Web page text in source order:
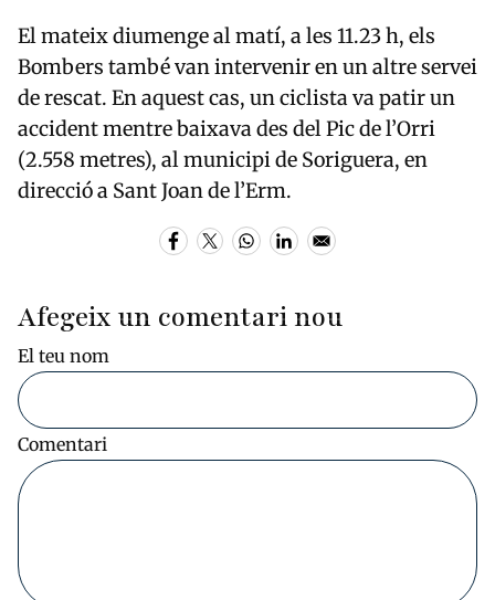
El mateix diumenge al matí, a les 11.23 h, els
Bombers també van intervenir en un altre servei
de rescat. En aquest cas, un ciclista va patir un
accident mentre baixava des del Pic de l’Orri
(2.558 metres), al municipi de Soriguera, en
direcció a Sant Joan de l’Erm.
Afegeix un comentari nou
El teu nom
Comentari